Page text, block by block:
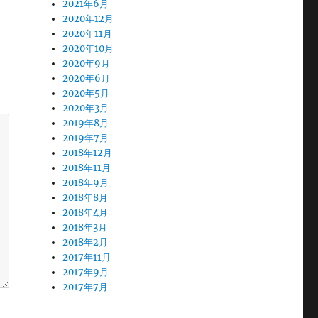
2021年6月
2020年12月
2020年11月
2020年10月
2020年9月
2020年6月
2020年5月
2020年3月
2019年8月
2019年7月
2018年12月
2018年11月
2018年9月
2018年8月
2018年4月
2018年3月
2018年2月
2017年11月
2017年9月
2017年7月